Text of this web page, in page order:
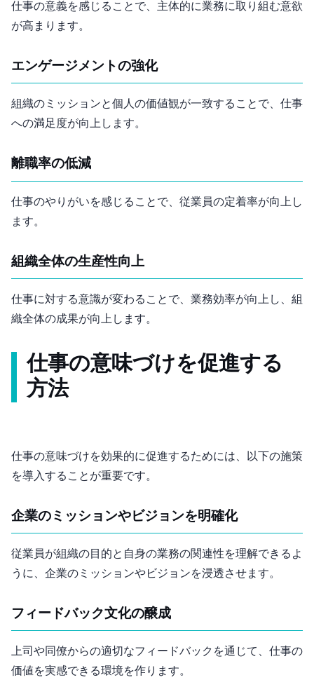
仕事の意義を感じることで、主体的に業務に取り組む意欲
が高まります。
エンゲージメントの強化
組織のミッションと個人の価値観が一致することで、仕事
への満足度が向上します。
離職率の低減
仕事のやりがいを感じることで、従業員の定着率が向上し
ます。
組織全体の生産性向上
仕事に対する意識が変わることで、業務効率が向上し、組
織全体の成果が向上します。
仕事の意味づけを促進する
方法
仕事の意味づけを効果的に促進するためには、以下の施策
を導入することが重要です。
企業のミッションやビジョンを明確化
従業員が組織の目的と自身の業務の関連性を理解できるよ
うに、企業のミッションやビジョンを浸透させます。
フィードバック文化の醸成
上司や同僚からの適切なフィードバックを通じて、仕事の
価値を実感できる環境を作ります。